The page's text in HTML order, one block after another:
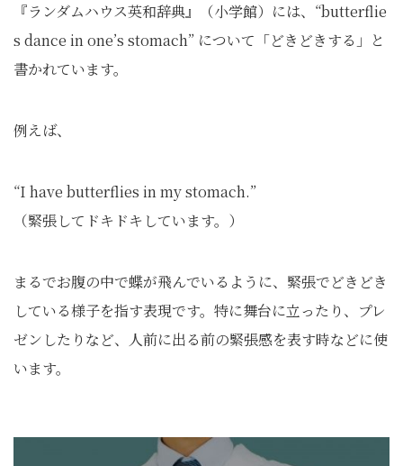
『ランダムハウス英和辞典』（小学館）には、“butterflie
s dance in one’s stomach” について「どきどきする」と
書かれています。
例えば、
“I have butterflies in my stomach.”
（緊張してドキドキしています。）
まるでお腹の中で蝶が飛んでいるように、緊張でどきどき
している様子を指す表現です。特に舞台に立ったり、プレ
ゼンしたりなど、人前に出る前の緊張感を表す時などに使
います。